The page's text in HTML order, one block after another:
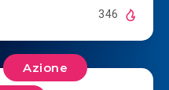
346
Azione